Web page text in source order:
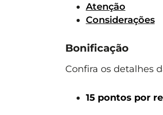
Atenção
Considerações
Bonificação
Confira os detalhes
15 pontos por